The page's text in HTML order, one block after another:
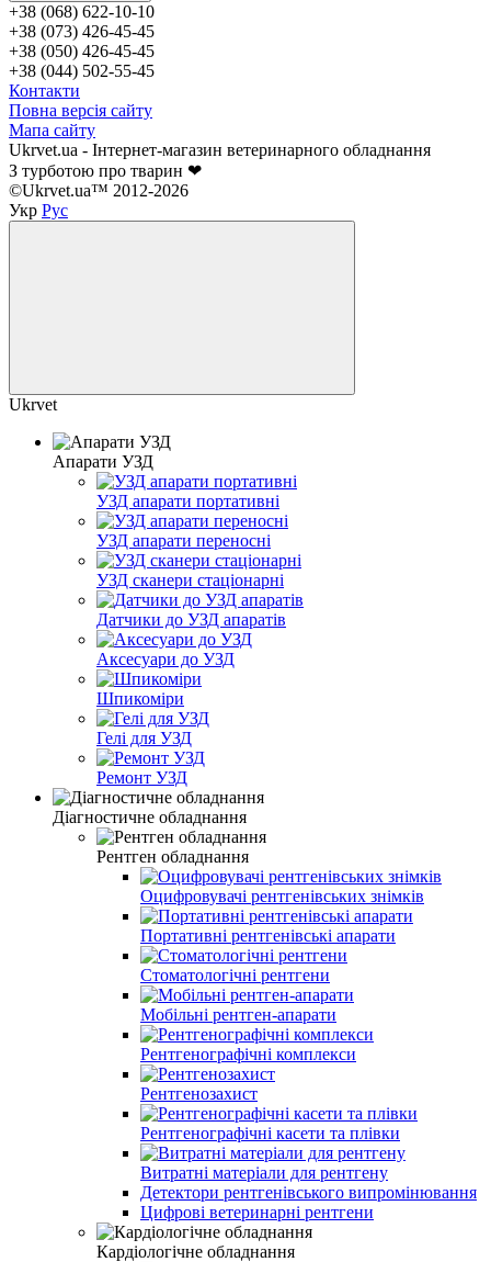
+38 (068) 622-10-10
+38 (073) 426-45-45
+38 (050) 426-45-45
+38 (044) 502-55-45
Контакти
Повна версія сайту
Мапа сайту
Ukrvet.ua - Інтернет-магазин ветеринарного обладнання
З турботою про тварин ❤
©Ukrvet.ua™ 2012-2026
Укр Рус
Ukrvet
Апарати УЗД
УЗД апарати портативні
УЗД апарати переносні
УЗД сканери стаціонарні
Датчики до УЗД апаратів
Аксесуари до УЗД
Шпикоміри
Гелі для УЗД
Ремонт УЗД
Діагностичне обладнання
Рентген обладнання
Оцифровувачі рентгенівських знімків
Портативні рентгенівські апарати
Стоматологічні рентгени
Мобільні рентген-апарати
Рентгенографічні комплекси
Рентгенозахист
Рентгенографічні касети та плівки
Витратні матеріали для рентгену
Детектори рентгенівського випромінювання
Цифрові ветеринарні рентгени
Кардіологічне обладнання